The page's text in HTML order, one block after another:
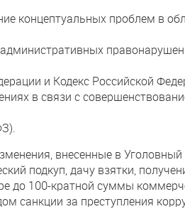
концептуальных проблем в
и Кодекс Российской
в связи с
внесенные в
подкуп, дачу взятки,
до 100-кратной суммы
санкции за преступления